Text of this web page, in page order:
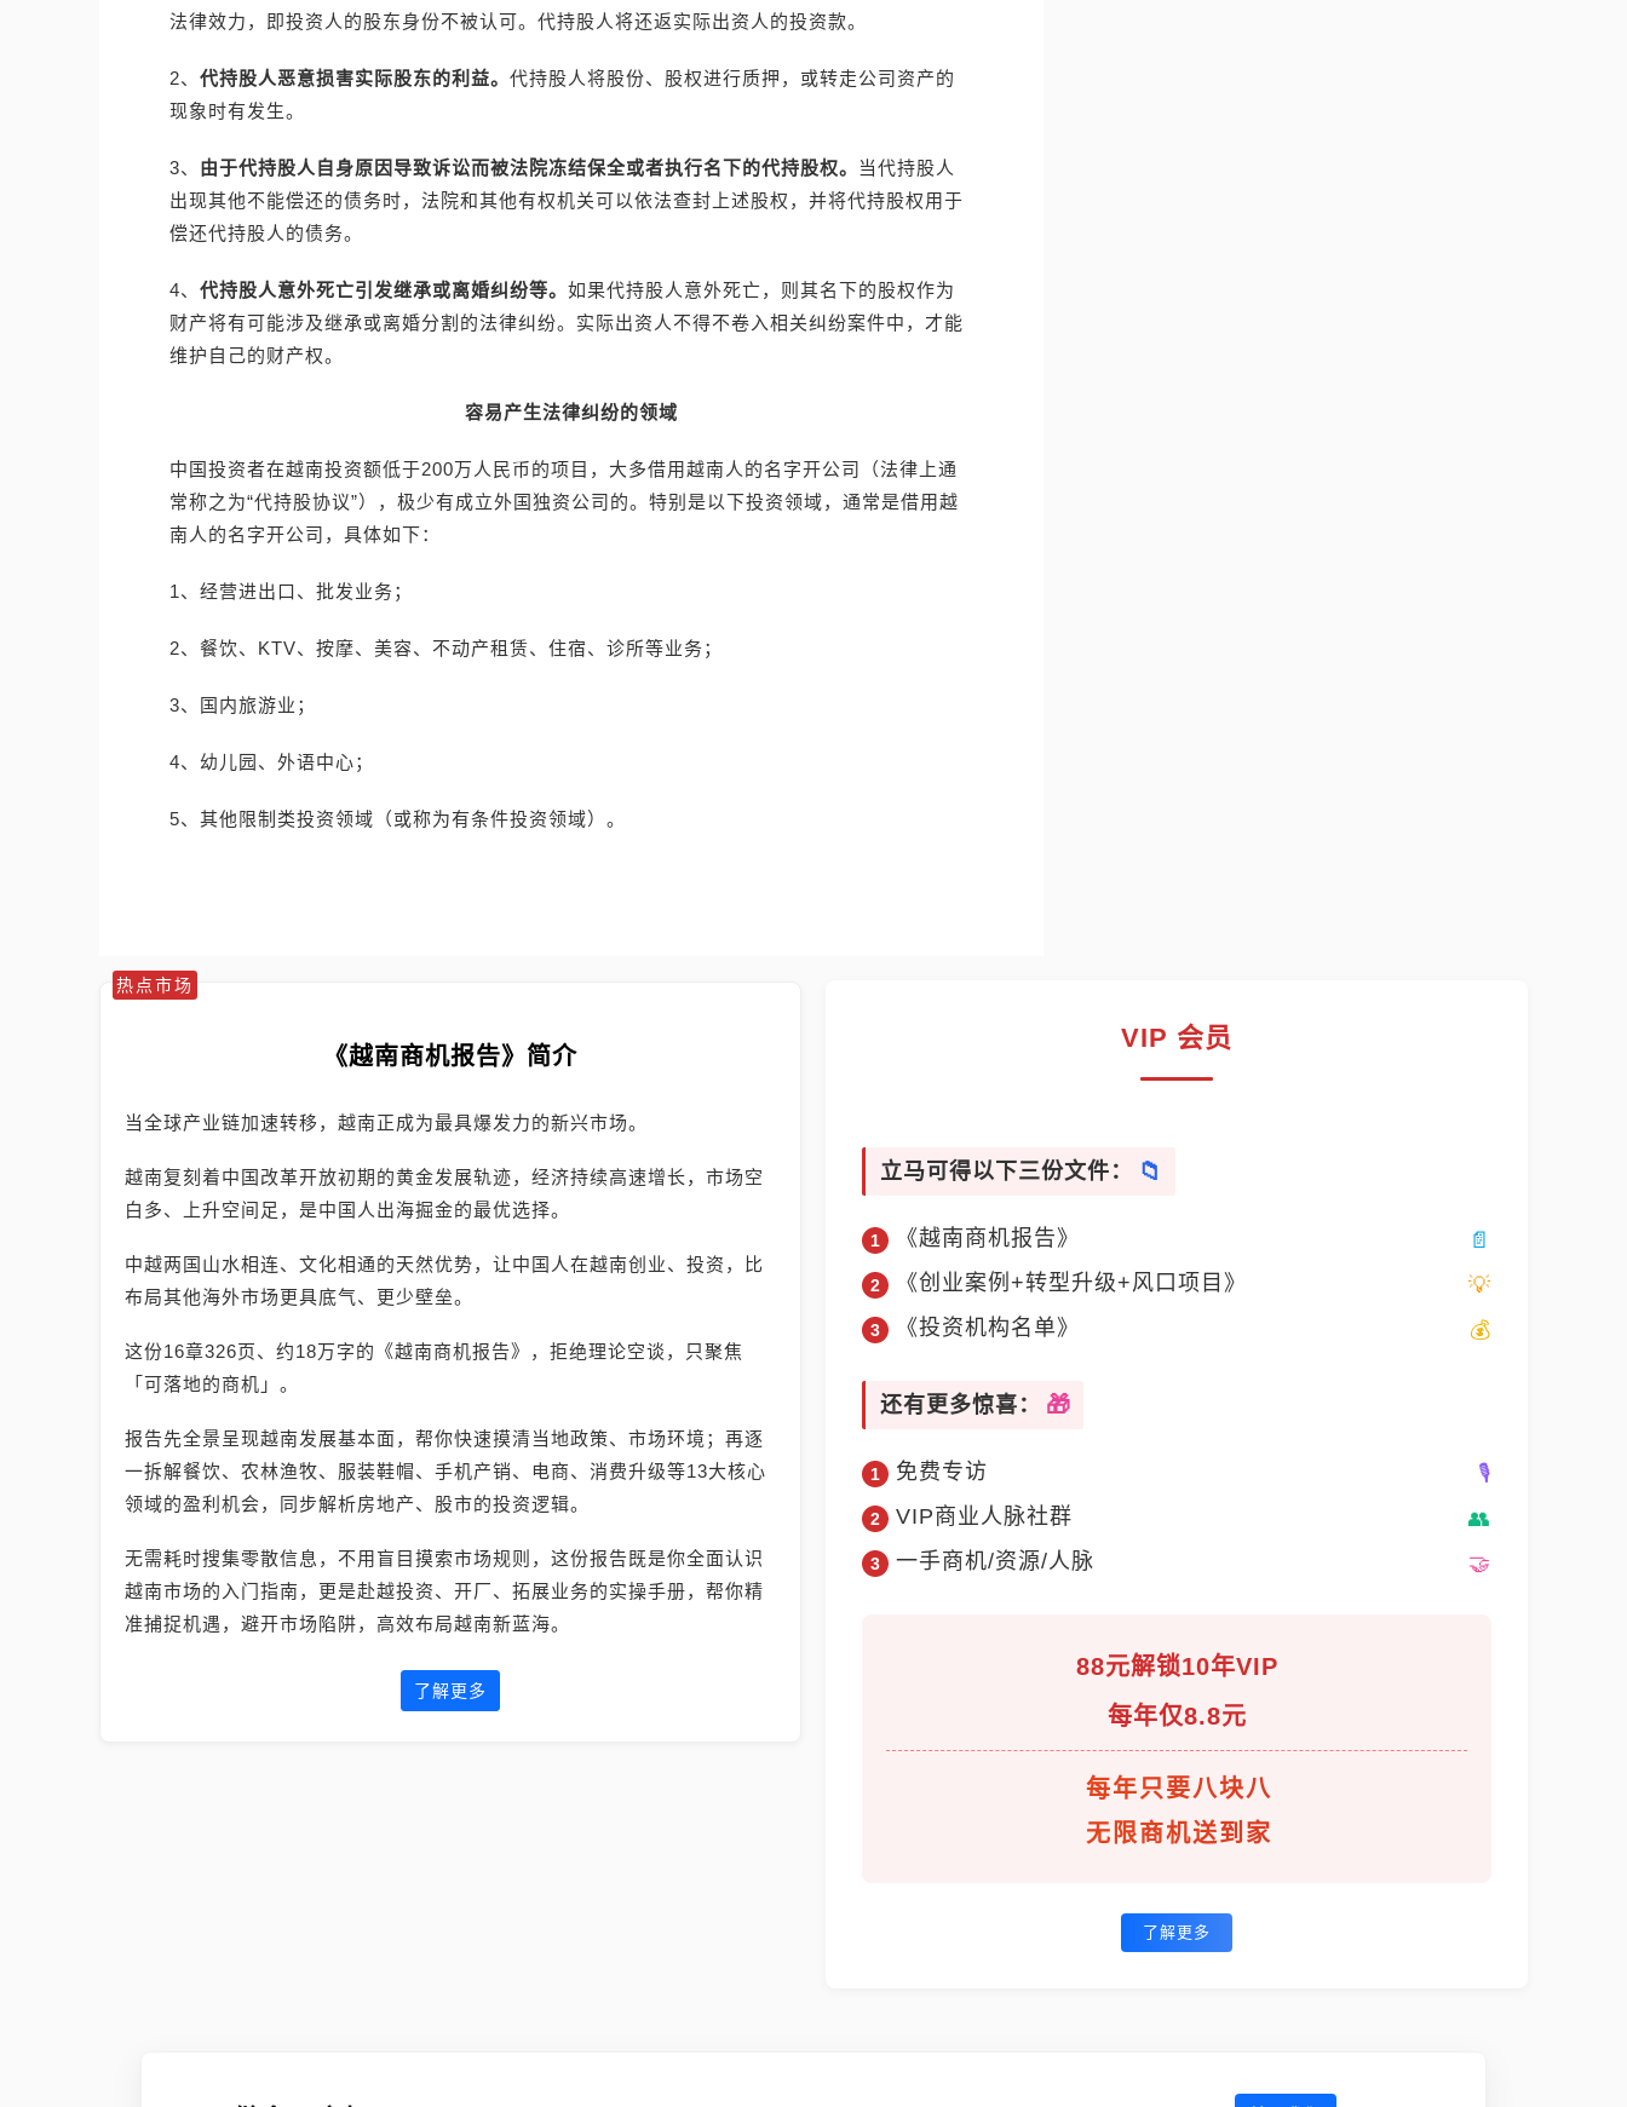
法律效力，即投资人的股东身份不被认可。代持股人将还返实际出资人的投资款。
2、 代持股人恶意损害实际股东的利益。 代持股人将股份、股权进行质押，或转走公司资产的
现象时有发生。
3、 由于代持股人自身原因导致诉讼而被法院冻结保全或者执行名下的代持股权。
当代持股人
出现其他不能偿还的债务时，法院和其他有权机关可以依法查封上述股权，并将代持股权用于
偿还代持股人的债务。
4、 代持股人意外死亡引发继承或离婚纠纷等。 如果代持股人意外死亡，则其名下的股权作为
财产将有可能涉及继承或离婚分割的法律纠纷。实际出资人不得不卷入相关纠纷案件中，才能
维护自己的财产权。
容易产生法律纠纷的领域
中国投资者在越南投资额低于200万人民币的项目，大多借用越南人的名字开公司（法律上通
常称之为“代持股协议”），极少有成立外国独资公司的。特别是以下投资领域，通常是借用越
南人的名字开公司，具体如下：
1、经营进出口、批发业务；
2、餐饮、KTV、按摩、美容、不动产租赁、住宿、诊所等业务；
3、国内旅游业；
4、幼儿园、外语中心；
5、其他限制类投资领域（或称为有条件投资领域）。
热点市场
《越南商机报告》简介
当全球产业链加速转移，越南正成为最具爆发力的新兴市场。
越南复刻着中国改革开放初期的黄金发展轨迹，经济持续高速增长，市场空
白多、上升空间足，是中国人出海掘金的最优选择。
中越两国山水相连、文化相通的天然优势，让中国人在越南创业、投资，比
布局其他海外市场更具底气、更少壁垒。
这份16章326页、约18万字的《越南商机报告》，拒绝理论空谈，只聚焦
「可落地的商机」。
报告先全景呈现越南发展基本面，帮你快速摸清当地政策、市场环境；再逐
一拆解餐饮、农林渔牧、服装鞋帽、手机产销、电商、消费升级等13大核心
领域的盈利机会，同步解析房地产、股市的投资逻辑。
无需耗时搜集零散信息，不用盲目摸索市场规则，这份报告既是你全面认识
越南市场的入门指南，更是赴越投资、开厂、拓展业务的实操手册，帮你精
准捕捉机遇，避开市场陷阱，高效布局越南新蓝海。
了解更多
VIP 会员
立马可得以下三份文件：
《越南商机报告》
《创业案例+转型升级+风口项目》
《投资机构名单》
还有更多惊喜：
免费专访
VIP商业人脉社群
一手商机/资源/人脉
88元解锁10年VIP
每年仅8.8元
每年只要八块八
无限商机送到家
了解更多